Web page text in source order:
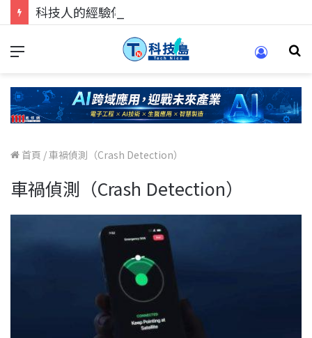
首頁 /車禍偵測（Crash Detection）
車禍偵測（Crash Detection）